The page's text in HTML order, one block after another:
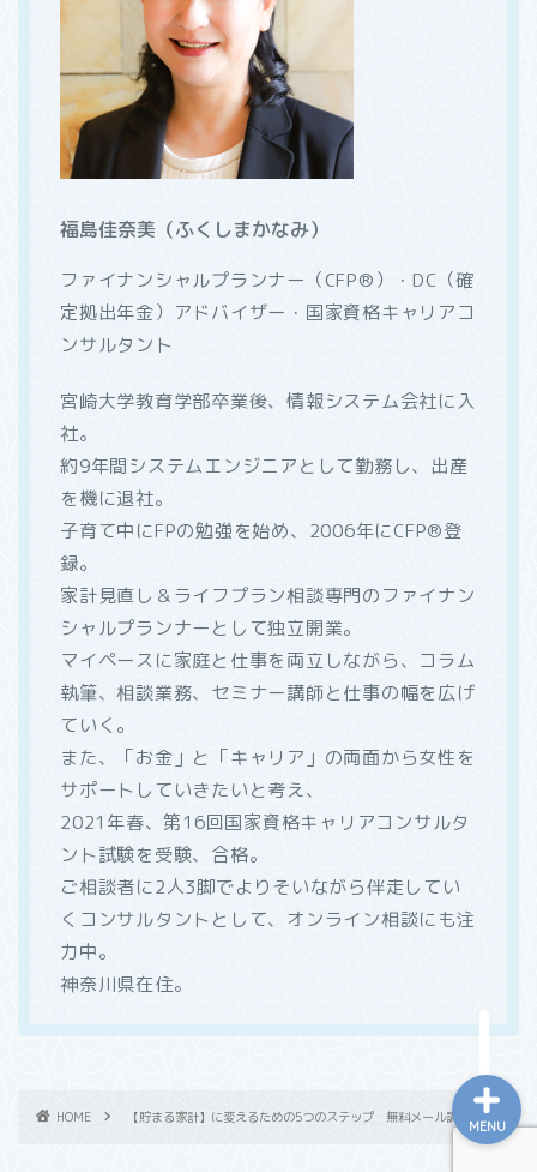
福島佳奈美（ふくしまかなみ）
ファイナンシャルプランナー（CFP®）・DC（確
定拠出年金）アドバイザー・国家資格キャリアコ
ンサルタント
宮崎大学教育学部卒業後、情報システム会社に入
社。
約9年間システムエンジニアとして勤務し、出産
を機に退社。
子育て中にFPの勉強を始め、2006年にCFP®登
録。
家計見直し＆ライフプラン相談専門のファイナン
シャルプランナーとして独立開業。
マイペースに家庭と仕事を両立しながら、コラム
執筆、相談業務、セミナー講師と仕事の幅を広げ
ていく。
また、「お金」と「キャリア」の両面から女性を
サポートしていきたいと考え、
2021年春、第16回国家資格キャリアコンサルタ
ント試験を受験、合格。
ご相談者に2人3脚でよりそいながら伴走してい
くコンサルタントとして、オンライン相談にも注
力中。
神奈川県在住。
HOME 【貯まる家計】に変えるための5つのステップ 無料メール講座
MENU
プロフィール
マネーセミナー実績
マネーコラム・取材実績
ライフプラン相談